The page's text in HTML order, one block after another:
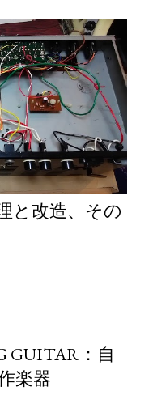
と改造、その
GUITAR：自
楽器